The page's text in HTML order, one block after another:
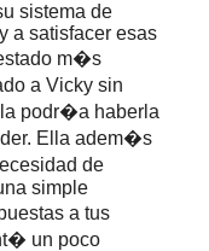
sistema de
a satisfacer esas
m�s
a Vicky sin
podr�a haberla
Ella adem�s
de
simple
a tus
un poco